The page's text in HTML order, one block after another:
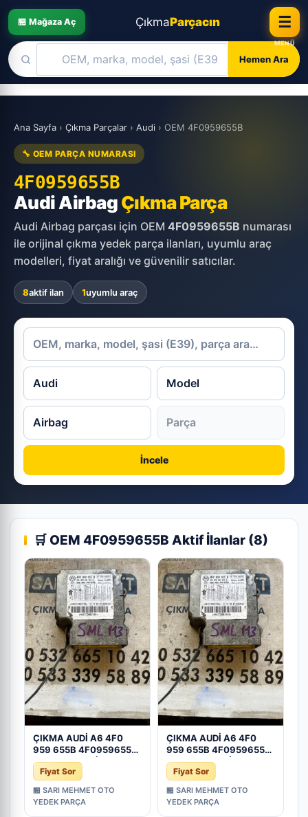
🏪 Mağaza Aç ÇıkmaParçacın
Hemen Ara
☰
Skip
content
Ana Sayfa › Çıkma Parçalar › Audi › OEM 4F0959655B
🔧 OEM PARÇA NUMARASI
4F0959655B
Audi AirbagÇıkma Parça
Audi Airbag parçası için OEM 4F0959655B numarası
ile orijinal çıkma yedek parça ilanları, uyumlu araç
modelleri, fiyat aralığı ve güvenilir satıcılar.
8aktif ilan 1uyumlu araç
İncele
🛒 OEM 4F0959655B Aktif İlanlar (8)
ÇIKMA AUDİ A6 4F0
959 655B 4F0959655B
AIRBAG BEYNİ - Konya
Çıkma Parça
Fiyat Sor
🏪 SARI MEHMET OTO
YEDEK PARÇA
ÇIKMA AUDİ A6 4F0
959 655B 4F0959655B
AIRBAG BEYNİ - Konya
Çıkma Parça
Fiyat Sor
🏪 SARI MEHMET OTO
YEDEK PARÇA